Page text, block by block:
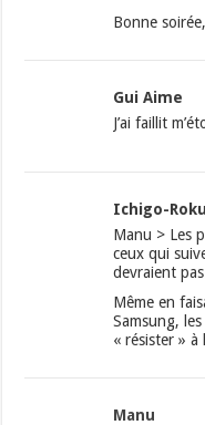
Bonne
Gui Aime
J’ai faillit
Ichigo-Roku
Manu > Les
ceux qui
devraient
Même en
Samsung,
« résister » à
Manu